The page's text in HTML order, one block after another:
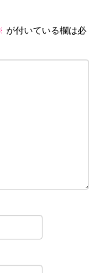
が付いている欄は必